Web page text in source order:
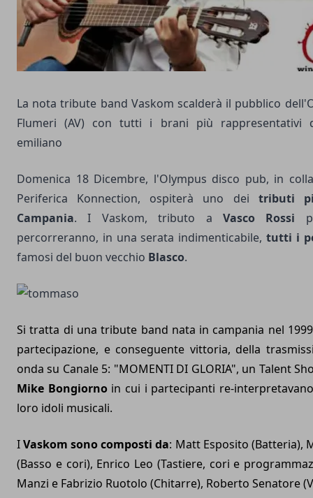
La nota tribute band Vaskom scalderà il pubblico
Flumeri (AV) con tutti i brani più rappresentativi
emiliano
Domenica 18 Dicembre, l'Olympus disco pub, in
Periferica Konnection, ospiterà uno dei tributi
Campania. I Vaskom, tributo a Vasco Rossi
percorreranno, in una serata indimenticabile, tutti i
famosi del buon vecchio Blasco.
Si tratta di una tribute band nata in campania nel
partecipazione, e conseguente vittoria, della
onda su Canale 5: "MOMENTI DI GLORIA", un Talent
Mike Bongiornoin cui i partecipanti re-
loro idoli musicali.
IVaskom sono composti da: Matt Esposito (Batteria),
(Basso e cori), Enrico Leo (Tastiere, cori e
Manzi e Fabrizio Ruotolo (Chitarre), Roberto Senatore